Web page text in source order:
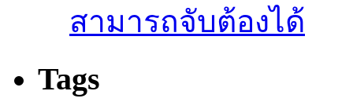
สามารถจับต้องได้
Tags